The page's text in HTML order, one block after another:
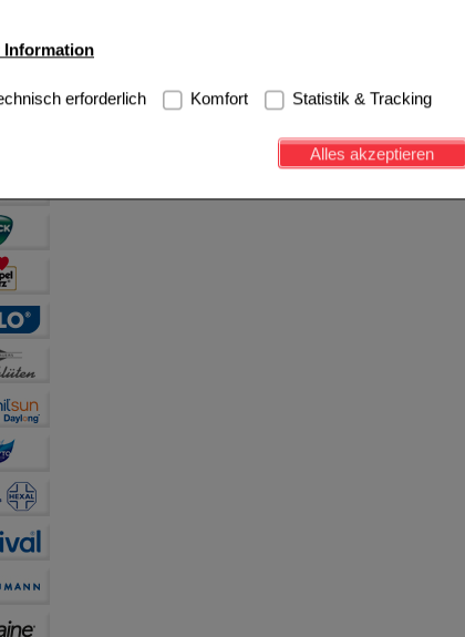
Information
Notwendig: Hierbei handelt es sich um Cookies, die für
sind (z.B. Navigation, Warenkorb, Kundenkonto), weshalb
Diese Cookies werden genutzt um das Einkaufserlebnis
für die Wiedererkennung des Besuchers oder unsere
& Tracking:
mit deren Hilfe wir unsere Website weiter für Sie
die Werbung auf Drittseiten möglichst relevant für Sie zu
an Dritte wie z.B. Google oder soziale Medien übertragen
erforderlich Komfort Statistik & Tracking
Alles akzeptieren